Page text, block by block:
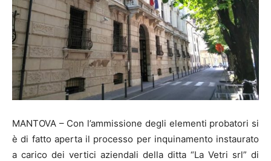
MANTOVA – Con l’ammissione degli elementi probatori si
è di fatto aperta il processo per inquinamento instaurato
a carico dei vertici aziendali della ditta “La Vetri srl” di